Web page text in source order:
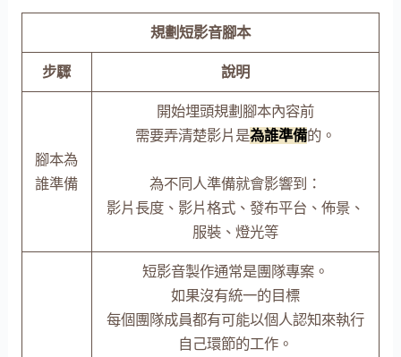
規劃短影音腳本
步驟 說明
腳本為
誰準備
開始埋頭規劃腳本內容前
需要弄清楚影片是為誰準備的。
為不同人準備就會影響到：
影片長度、影片格式、發布平台、佈景、
服裝、燈光等
短影音製作通常是團隊專案。
如果沒有統一的目標
每個團隊成員都有可能以個人認知來執行
自己環節的工作。